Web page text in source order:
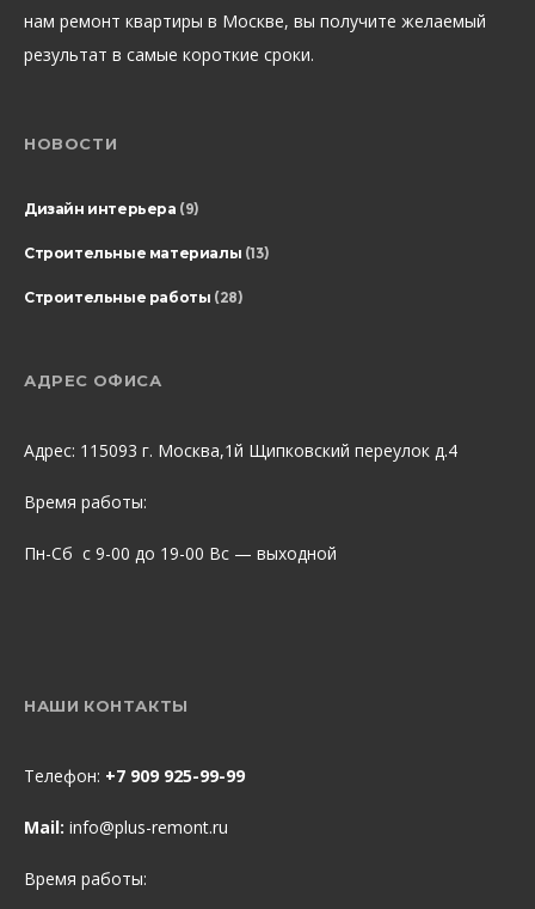
нам ремонт квартиры в Москве, вы получите желаемый
результат в самые короткие сроки.
НОВОСТИ
Дизайн интерьера (9)
Строительные материалы (13)
Строительные работы (28)
АДРЕС ОФИСА
Адрес: 115093 г. Москва,1й Щипковский переулок д.4
Время работы:
Пн-Сб с 9-00 до 19-00 Вс — выходной
НАШИ КОНТАКТЫ
Телефон: +7 909 925-99-99
Mail: info@plus-remont.ru
Время работы: